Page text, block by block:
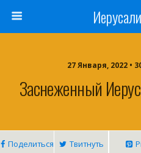
27 Января, 2022 •
Заснеженный
Поделиться Твитнуть